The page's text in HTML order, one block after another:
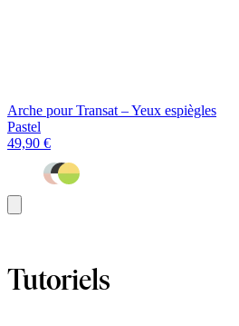
Arche pour Transat – Yeux espiègles
Pastel
49,90 €
au
Tutoriels